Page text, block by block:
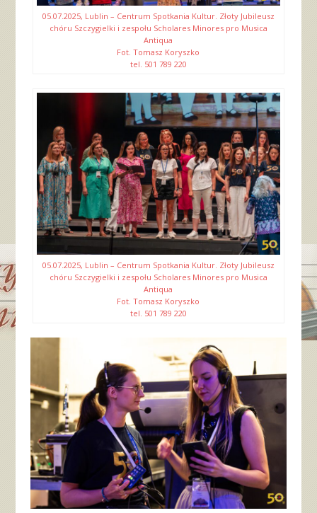
05.07.2025, Lublin – Centrum Spotkania Kultur. Złoty Jubileusz
chóru Szczygielki i zespołu Scholares Minores pro Musica
Antiqua
Fot. Tomasz Koryszko
tel. 501 789 220
05.07.2025, Lublin – Centrum Spotkania Kultur. Złoty Jubileusz
chóru Szczygielki i zespołu Scholares Minores pro Musica
Antiqua
Fot. Tomasz Koryszko
tel. 501 789 220